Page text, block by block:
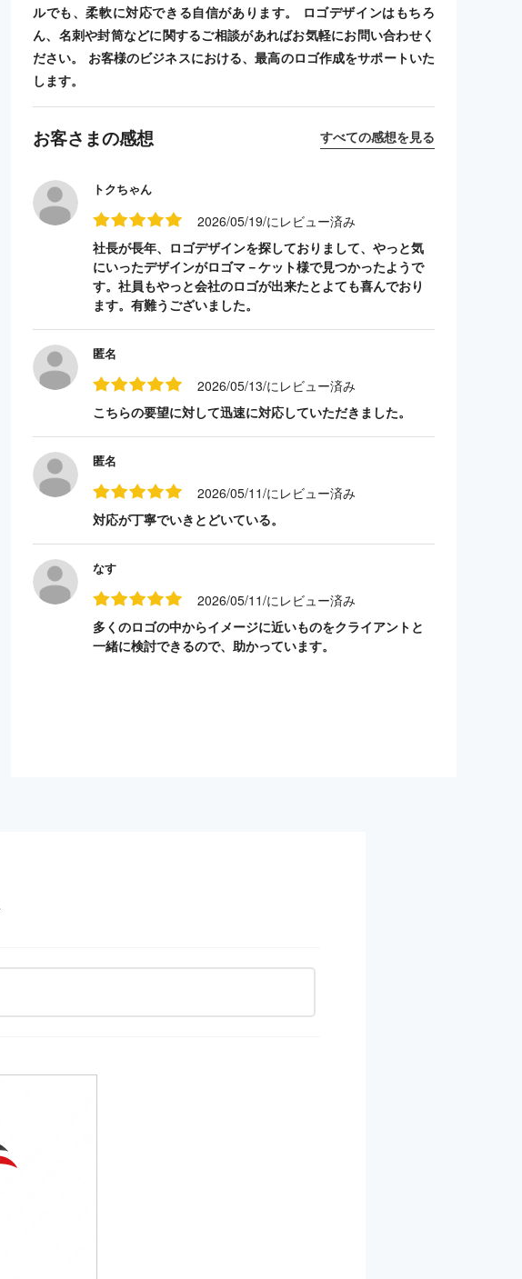
ルでも、柔軟に対応できる自信があります。 ロゴデザインはもちろ
ん、名刺や封筒などに関するご相談があればお気軽にお問い合わせく
ださい。 お客様のビジネスにおける、最高のロゴ作成をサポートいた
します。
お客さまの感想 すべての感想を見る
トクちゃん
2026/05/19/にレビュー済み
社長が長年、ロゴデザインを探しておりまして、やっと気
にいったデザインがロゴマ－ケット様で見つかったようで
す。社員もやっと会社のロゴが出来たとよても喜んでおり
ます。有難うございました。
匿名
2026/05/13/にレビュー済み
こちらの要望に対して迅速に対応していただきました。
匿名
2026/05/11/にレビュー済み
対応が丁寧でいきとどいている。
なす
2026/05/11/にレビュー済み
多くのロゴの中からイメージに近いものをクライアントと
一緒に検討できるので、助かっています。